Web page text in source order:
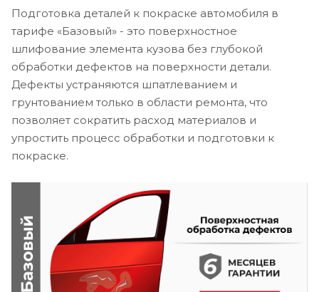
Подготовка деталей к покраске автомобиля в
тарифе «Базовый» - это поверхностное
шлифование элемента кузова без глубокой
обработки дефектов на поверхности детали.
Дефекты устраняются шпатлеванием и
грунтованием только в области ремонта, что
позволяет сократить расход материалов и
упростить процесс обработки и подготовки к
покраске.